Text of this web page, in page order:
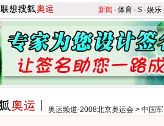
新闻 -体育-S-娱乐
奥运频道-2008北京奥运会 > 中国